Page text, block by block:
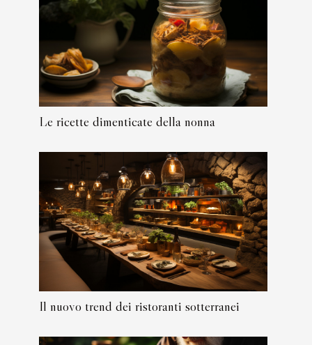
Le ricette dimenticate della nonna
Il nuovo trend dei ristoranti sotterranei